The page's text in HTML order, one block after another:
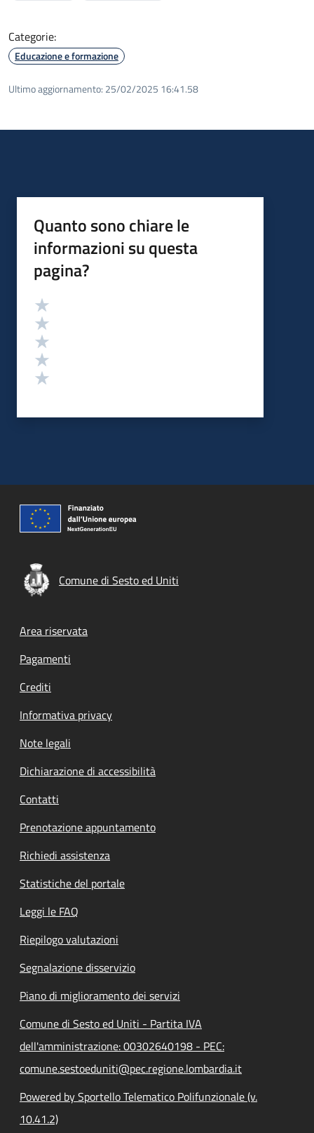
Categorie:
Educazione e formazione
Ultimo aggiornamento: 25/02/2025 16:41.58
Quanto sono chiare le
informazioni su questa
pagina?
Valutazione
Comune di Sesto ed Uniti
Footer menu
Area riservata
Pagamenti
Crediti
Informativa privacy
Note legali
Dichiarazione di accessibilità
Contatti
Prenotazione appuntamento
Richiedi assistenza
Statistiche del portale
Leggi le FAQ
Riepilogo valutazioni
Segnalazione disservizio
Piano di miglioramento dei servizi
Comune di Sesto ed Uniti - Partita IVA
dell'amministrazione: 00302640198 - PEC:
comune.sestoeduniti@pec.regione.lombardia.it
Powered by Sportello Telematico Polifunzionale (v.
10.41.2)